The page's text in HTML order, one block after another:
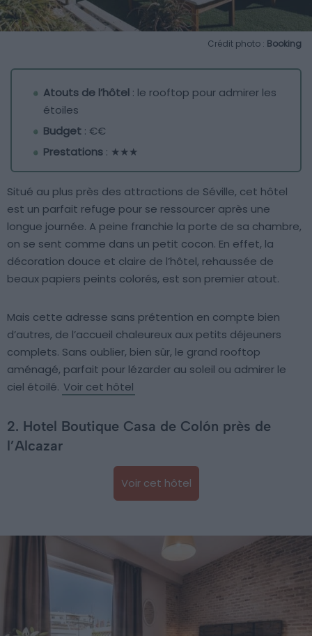
Crédit photo : Booking
Atouts de l’hôtel : le rooftop pour admirer les
étoiles
Budget : €€
Prestations : ★★★
Situé au plus près des attractions de Séville, cet hôtel
est un parfait refuge pour se ressourcer après une
longue journée. A peine franchie la porte de sa chambre,
on se sent comme dans un petit cocon. En effet, la
décoration douce et claire de l’hôtel, rehaussée de
beaux papiers peints colorés, est son premier atout.
Mais cette adresse sans prétention en compte bien
d’autres, de l’accueil chaleureux aux petits déjeuners
complets. Sans oublier, bien sûr, le grand rooftop
aménagé, parfait pour lézarder au soleil ou admirer le
ciel étoilé. Voir cet hôtel
2. Hotel Boutique Casa de Colón près de
l’Alcazar
Voir cet hôtel